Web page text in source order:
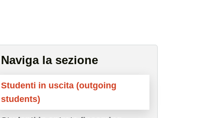
Naviga la sezione
Studenti in uscita (outgoing
students)